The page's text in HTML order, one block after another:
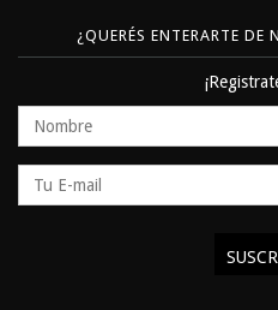
¿QUERÉS ENTERARTE DE